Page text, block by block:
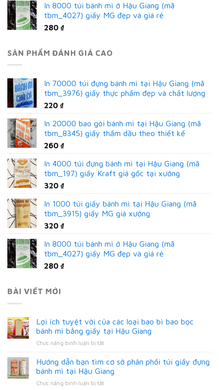
In 8000 túi bánh mì ở Hậu Giang (mã
tbm_4027) giấy MG đẹp và giá rẻ
280 ₫
SẢN PHẨM ĐÁNH GIÁ CAO
In 70000 túi đựng bánh mì tại Hậu Giang (mã
tbm_3976) giấy thực phẩm đẹp và chất lượng
220 ₫
In 20000 bao gói bánh mì tại Hậu Giang (mã
tbm_8345) giấy thấm dầu theo thiết kế
260 ₫
In 4000 túi đựng bánh mì tại Hậu Giang (mã
tbm_197) giấy Kraft giá gốc tại xưởng
320 ₫
In 1000 túi giấy bánh mì tại Hậu Giang (mã
tbm_3915) giấy MG giá xưởng
320 ₫
In 8000 túi bánh mì ở Hậu Giang (mã
tbm_4027) giấy MG đẹp và giá rẻ
280 ₫
BÀI VIẾT MỚI
Lợi ích tuyệt vời của các loại bao bì bao bọc
bánh mì bằng giấy tại Hậu Giang
Chức năng bình luận bị tắtở
tuyệt
vời
của
Hướng dẫn bạn tìm cơ sở phân phối túi giấy đựng
bánh mì tại Hậu Giang
Chức năng bình luận bị tắtở